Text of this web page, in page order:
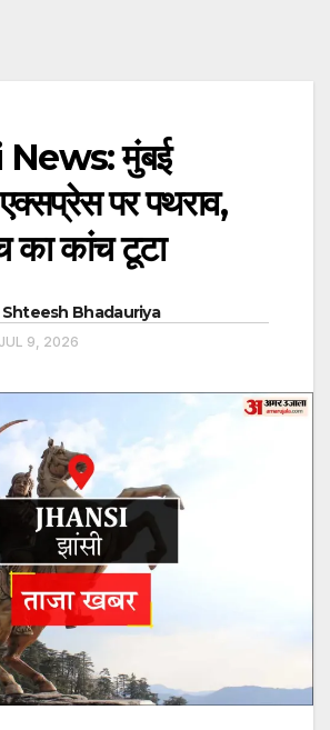
मुंबई
पर पथराव,
का कांच टूटा
Shteesh Bhadauriya
JUL 9, 2026